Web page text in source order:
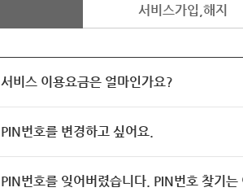
서비스가입,해지
서비스 이용요금은 얼마인가요?
PIN번호를 변경하고 싶어요.
PIN번호를 잊어버렸습니다. PIN번호 찾기는